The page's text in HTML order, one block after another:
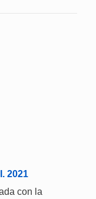
2021
con la